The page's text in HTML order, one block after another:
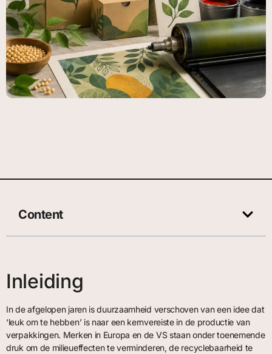
Content
Inleiding
In de afgelopen jaren is duurzaamheid verschoven van een idee dat
‘leuk om te hebben’ is naar een kernvereiste in de productie van
verpakkingen. Merken in Europa en de VS staan onder toenemende
druk om de milieueffecten te verminderen, de recyclebaarheid te